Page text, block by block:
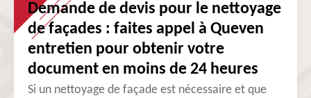
Demande de devis pour le nettoyage
de façades : faites appel à Queven
entretien pour obtenir votre
document en moins de 24 heures
Si un nettoyage de façade est nécessaire et que